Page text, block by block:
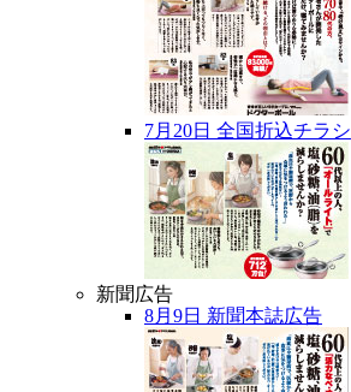
7月20日 全国折込チラシ
新聞広告
8月9日 新聞本誌広告